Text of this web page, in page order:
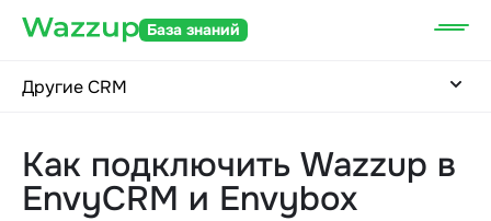
База знаний
Другие CRM
Как подключить Wazzup в
EnvyCRM и Envybox